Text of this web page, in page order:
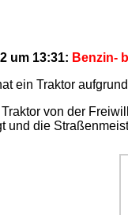
um 13:31: Benzin-
ein Traktor
von der
die